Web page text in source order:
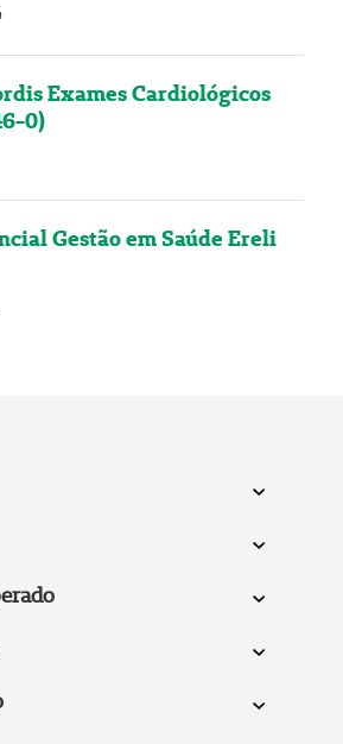
Exames Cardiológicos
0)
Gestão em Saúde Ereli